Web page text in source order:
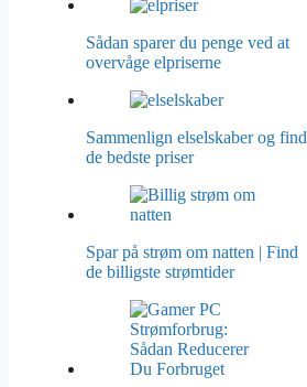
Sådan sparer du penge ved at
overvåge elpriserne
Sammenlign elselskaber og find
de bedste priser
Spar på strøm om natten | Find
de billigste strømtider